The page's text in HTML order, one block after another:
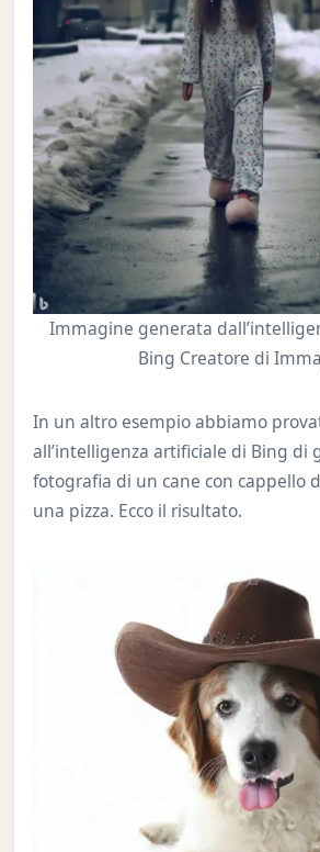
Immagine generata
Bing Creatore di
In un altro esempio abbiamo
all’intelligenza artificiale di Bing di
fotografia di un cane con cappello
una pizza. Ecco il risultato.